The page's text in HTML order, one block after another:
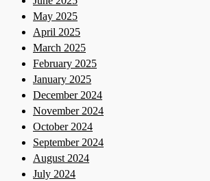
May 2025
April 2025
March 2025
February 2025
January 2025
December 2024
November 2024
October 2024
September 2024
August 2024
July 2024